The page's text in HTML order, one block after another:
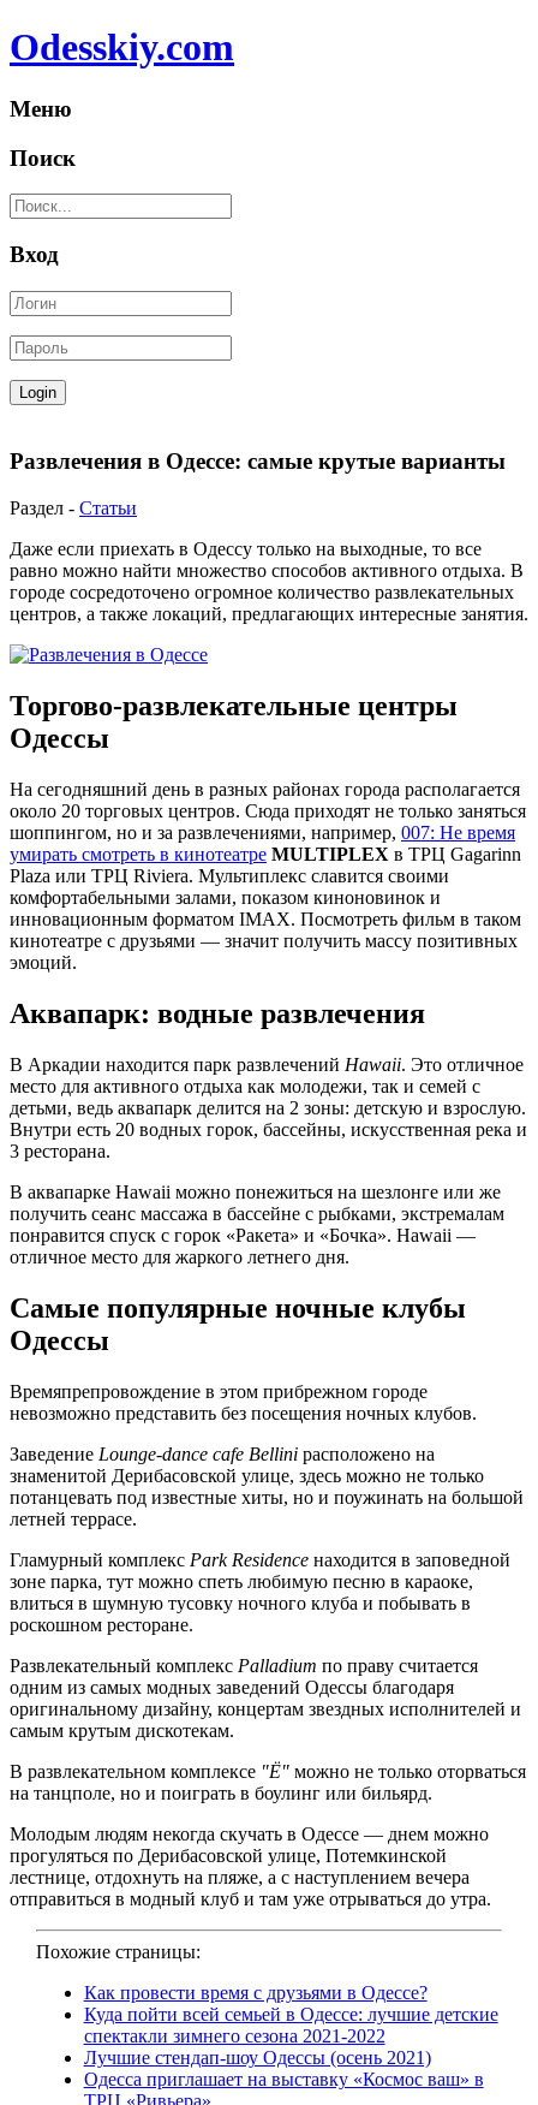
Odesskiy.com
Меню
Поиск
Вход
Развлечения в Одессе: самые крутые варианты
Раздел - Статьи
Даже если приехать в Одессу только на выходные, то все
равно можно найти множество способов активного отдыха. В
городе сосредоточено огромное количество развлекательных
центров, а также локаций, предлагающих интересные занятия.
Торгово-развлекательные центры
Одессы
На сегодняшний день в разных районах города располагается
около 20 торговых центров. Сюда приходят не только заняться
шоппингом, но и за развлечениями, например, 007: Не время
умирать смотреть в кинотеатре MULTIPLEX в ТРЦ Gagarinn
Plaza или ТРЦ Riviera. Мультиплекс славится своими
комфортабельными залами, показом киноновинок и
инновационным форматом IMAX. Посмотреть фильм в таком
кинотеатре с друзьями — значит получить массу позитивных
эмоций.
Аквапарк: водные развлечения
В Аркадии находится парк развлечений Hawaii. Это отличное
место для активного отдыха как молодежи, так и семей с
детьми, ведь аквапарк делится на 2 зоны: детскую и взрослую.
Внутри есть 20 водных горок, бассейны, искусственная река и
3 ресторана.
В аквапарке Hawaii можно понежиться на шезлонге или же
получить сеанс массажа в бассейне с рыбками, экстремалам
понравится спуск с горок «Ракета» и «Бочка». Hawaii —
отличное место для жаркого летнего дня.
Самые популярные ночные клубы
Одессы
Времяпрепровождение в этом прибрежном городе
невозможно представить без посещения ночных клубов.
Заведение Lounge-dance cafe Bellini расположено на
знаменитой Дерибасовской улице, здесь можно не только
потанцевать под известные хиты, но и поужинать на большой
летней террасе.
Гламурный комплекс Park Residence находится в заповедной
зоне парка, тут можно спеть любимую песню в караоке,
влиться в шумную тусовку ночного клуба и побывать в
роскошном ресторане.
Развлекательный комплекс Palladium по праву считается
одним из самых модных заведений Одессы благодаря
оригинальному дизайну, концертам звездных исполнителей и
самым крутым дискотекам.
В развлекательном комплексе "Ё" можно не только оторваться
на танцполе, но и поиграть в боулинг или бильярд.
Молодым людям некогда скучать в Одессе — днем можно
прогуляться по Дерибасовской улице, Потемкинской
лестнице, отдохнуть на пляже, а с наступлением вечера
отправиться в модный клуб и там уже отрываться до утра.
Похожие страницы:
Как провести время с друзьями в Одессе?
Куда пойти всей семьей в Одессе: лучшие детские
спектакли зимнего сезона 2021-2022
Лучшие стендап-шоу Одессы (осень 2021)
Одесса приглашает на выставку «Космос ваш» в
ТРЦ «Ривьера»